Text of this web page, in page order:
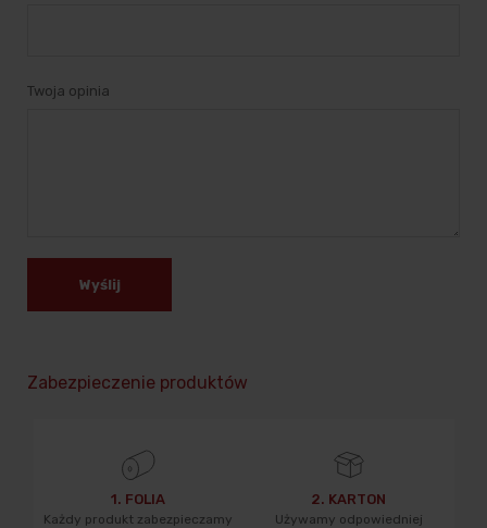
Twoja opinia
Wyślij
Zabezpieczenie produktów
1. FOLIA
Każdy produkt zabezpieczamy
2. KARTON
Używamy odpowiedniej